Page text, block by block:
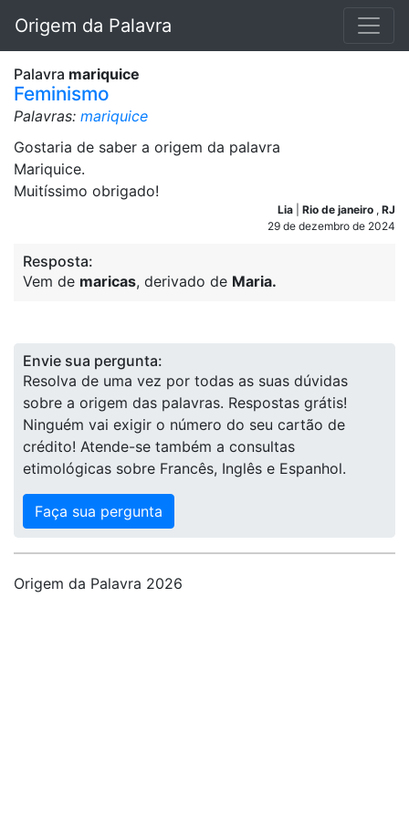
Origem da Palavra
Palavra mariquice
Feminismo
Palavras: mariquice
Gostaria de saber a origem da palavra
Mariquice.
Muitíssimo obrigado!
Lia Rio de janeiro , RJ
29 de dezembro de 2024
Resposta:
Vem de maricas, derivado de Maria.
Envie sua pergunta:
Resolva de uma vez por todas as suas dúvidas
sobre a origem das palavras. Respostas grátis!
Ninguém vai exigir o número do seu cartão de
crédito! Atende-se também a consultas
etimológicas sobre Francês, Inglês e Espanhol.
Faça sua pergunta
Origem da Palavra 2026